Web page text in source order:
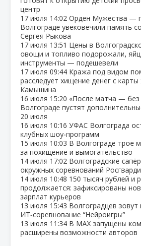
центр
17 июля 14:02 Орден Мужества —
Волгограде увековечили память
Сергея Рыкова
17 июля 13:51 Цены в
овощи и топливо подорожали,
инструменты — подешевели
17 июля 09:44 Кража под видом
расследует хищение денег с
Камышина
16 июля 15:20 «После матча — без
Волгограде пустят
20 июля
16 июля 10:16 УФАС Волгограда
клубных шоу‑программ
15 июля 10:03 В Волгограде трое
за похищение и вымогательство
14 июля 17:02 Волгоградские
окружных соревнований
14 июля 10:48 150 тысяч рублей и
продолжается: зафиксированы
зарплат курьеров
13 июля 15:43 Волгоградцев зовут
ИТ‑соревнование “Нейроигры”
13 июля 11:34 В МАХ запущены
расширены возможности авторов